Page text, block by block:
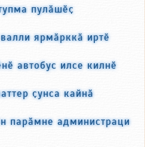
пулӑшӗҫ
ярмӑрккӑ иртӗ
автобус илсе килнӗ
ҫунса кайнӑ
парӑмне администраци